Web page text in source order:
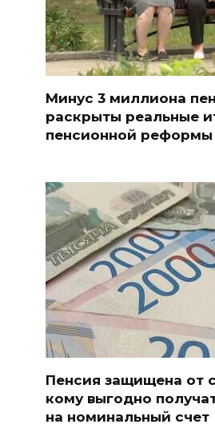
Минус 3 миллиона
раскрыты реальные
пенсионной реформы
Пенсия защищена от
кому выгодно
на номинальный счет